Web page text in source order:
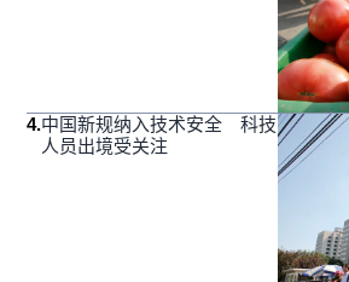
4.中国新规纳入技术安全 科技
人员出境受关注